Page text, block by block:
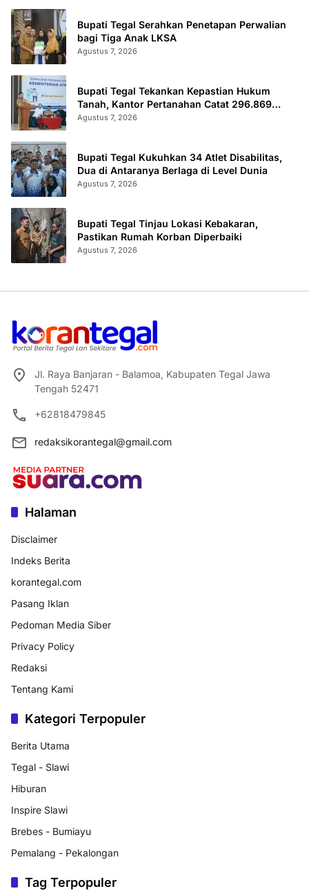
Bupati Tegal Serahkan Penetapan Perwalian
bagi Tiga Anak LKSA
Agustus 7, 2026
Bupati Tegal Tekankan Kepastian Hukum
Tanah, Kantor Pertanahan Catat 296.869
Sertifikat Terbit
Agustus 7, 2026
Bupati Tegal Kukuhkan 34 Atlet Disabilitas,
Dua di Antaranya Berlaga di Level Dunia
Agustus 7, 2026
Bupati Tegal Tinjau Lokasi Kebakaran,
Pastikan Rumah Korban Diperbaiki
Agustus 7, 2026
Jl. Raya Banjaran - Balamoa, Kabupaten Tegal Jawa
Tengah 52471
+62818479845
redaksikorantegal@gmail.com
Halaman
Disclaimer
Indeks Berita
korantegal.com
Pasang Iklan
Pedoman Media Siber
Privacy Policy
Redaksi
Tentang Kami
Kategori Terpopuler
Berita Utama
Tegal - Slawi
Hiburan
Inspire Slawi
Brebes - Bumiayu
Pemalang - Pekalongan
Tag Terpopuler